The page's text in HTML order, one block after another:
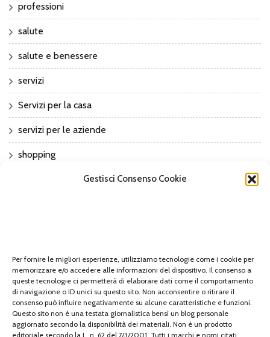
Gestisci Consenso Cookie
Per fornire le migliori esperienze, utilizziamo tecnologie come i cookie per
memorizzare e/o accedere alle informazioni del dispositivo. Il consenso a
queste tecnologie ci permetterà di elaborare dati come il comportamento
di navigazione o ID unici su questo sito. Non acconsentire o ritirare il
consenso può influire negativamente su alcune caratteristiche e funzioni.
Questo sito non è una testata giornalistica bensì un blog personale
aggiornato secondo la disponibilità dei materiali. Non è un prodotto
editoriale secondo la L. n. 62 del 7/3/2001. Tutti i marchi e nomi citati
professioni
salute
salute e benessere
servizi
Servizi per la casa
servizi per le aziende
shopping
travel
Uncategorized
viaggi